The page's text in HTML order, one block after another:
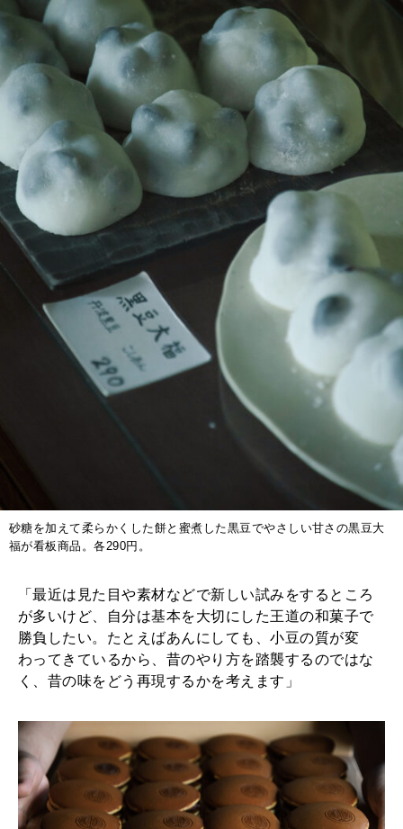
砂糖を加えて柔らかくした餅と蜜煮した黒豆でやさしい甘さの黒豆大
福が看板商品。各290円。
「最近は見た目や素材などで新しい試みをするところ
が多いけど、自分は基本を大切にした王道の和菓子で
勝負したい。たとえばあんにしても、小豆の質が変
わってきているから、昔のやり方を踏襲するのではな
く、昔の味をどう再現するかを考えます」